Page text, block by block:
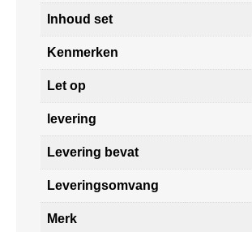
Inhoud set
Kenmerken
Let op
levering
Levering bevat
Leveringsomvang
Merk